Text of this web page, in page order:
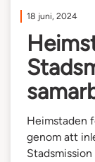
18 juni, 2024
Heimstaden
genom att